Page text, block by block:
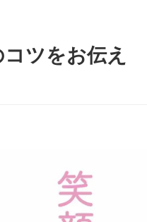
ツをお伝え